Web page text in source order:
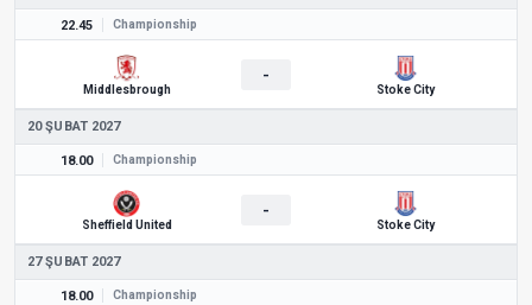
22.45 Championship
Middlesbrough
-
Stoke City
20 ŞUBAT 2027
18.00 Championship
Sheffield United
-
Stoke City
27 ŞUBAT 2027
18.00 Championship